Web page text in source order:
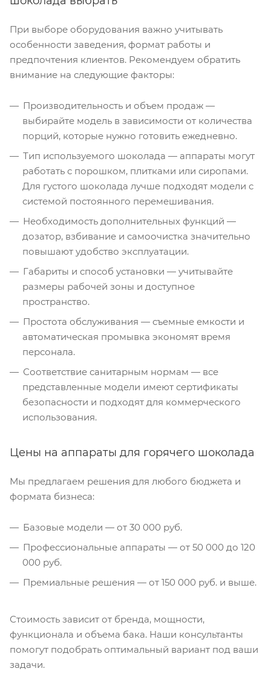
При выборе оборудования важно учитывать
особенности заведения, формат работы и
предпочтения клиентов. Рекомендуем обратить
внимание на следующие факторы:
Производительность и объем продаж —
выбирайте модель в зависимости от количества
порций, которые нужно готовить ежедневно.
Тип используемого шоколада — аппараты могут
работать с порошком, плитками или сиропами.
Для густого шоколада лучше подходят модели с
системой постоянного перемешивания.
Необходимость дополнительных функций —
дозатор, взбивание и самоочистка значительно
повышают удобство эксплуатации.
Габариты и способ установки — учитывайте
размеры рабочей зоны и доступное
пространство.
Простота обслуживания — съемные емкости и
автоматическая промывка экономят время
персонала.
Соответствие санитарным нормам — все
представленные модели имеют сертификаты
безопасности и подходят для коммерческого
использования.
Цены на аппараты для горячего шоколада
Мы предлагаем решения для любого бюджета и
формата бизнеса:
Базовые модели — от 30 000 руб.
Профессиональные аппараты — от 50 000 до 120
000 руб.
Премиальные решения — от 150 000 руб. и выше.
Стоимость зависит от бренда, мощности,
функционала и объема бака. Наши консультанты
помогут подобрать оптимальный вариант под ваши
задачи.